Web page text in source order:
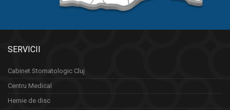
SERVICII
Cabinet Stomatologic Cluj
Centru Medical
Hernie de disc